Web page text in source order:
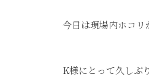
今日は現場内ホコ
K様にとって久しぶ